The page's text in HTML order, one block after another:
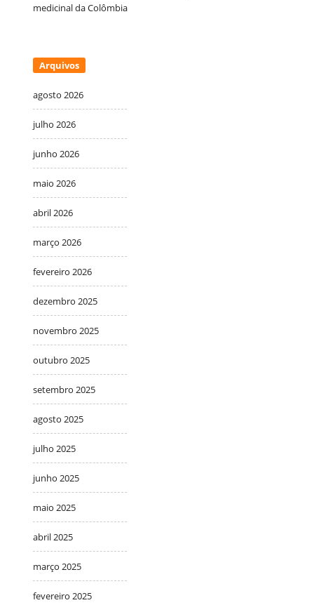
medicinal da Colômbia
Arquivos
agosto 2026
julho 2026
junho 2026
maio 2026
abril 2026
março 2026
fevereiro 2026
dezembro 2025
novembro 2025
outubro 2025
setembro 2025
agosto 2025
julho 2025
junho 2025
maio 2025
abril 2025
março 2025
fevereiro 2025